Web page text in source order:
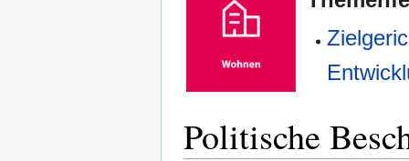
Politische